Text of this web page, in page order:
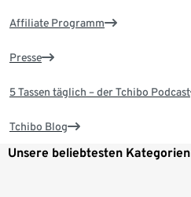
Affiliate Programm
Presse
5 Tassen täglich – der Tchibo Podcast
Tchibo Blog
Unsere beliebtesten Kategorien